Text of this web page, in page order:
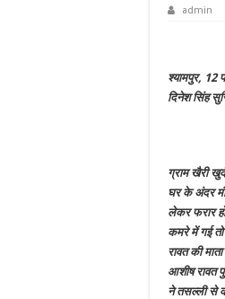
admin
श्यामपुर, 12
दिनेश सिंह
ग्राम खैरी
घर के अंदर
लेकर फरार
कमरे में गई
रावत की
आशीष रावत
ने तसल्ली से